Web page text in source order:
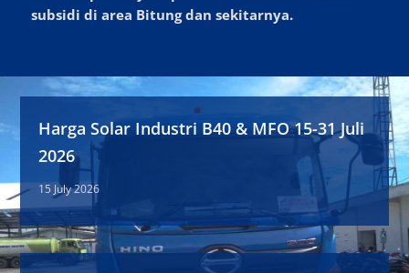
subsidi di area Bitung dan sekitarnya.
Harga Solar Industri B40 & MFO 15-31 Juli
2026
15 July 2026